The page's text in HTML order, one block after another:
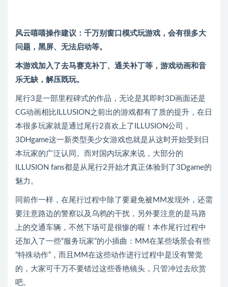
风云嘻嘻操作建议：千万别窗口模式玩游戏，会有很多大
问题，黑屏、无法启动等。
本游戏加入了去马赛克补丁、通关补丁等，游戏动画和音
乐无缺，解压既玩。
尾行3是一部里程碑式的作品，无论是其即时3D画面还是
CG动画相比ILLUSION之前出的游戏都有了质的提升，在日
本很多玩家就是通过尾行2喜欢上了ILLUSION公司，
3DHgame这一新类型美少女游戏也就是从这时开始受到日
本玩家的广泛认同。而对国内玩家来说，大部分的
ILLUSION fans都是从尾行2开始才真正体验到了3Dgame的
魅力。
同前作一样，在尾行过程中除了要避免被MM发现外，还需
要注意路边的警察以及乌鸦的干扰，另外要注意的是马路
上的交通车辆，不然下场可是很惨的喔！本作尾行过程中
还加入了一些“服务玩家”的小插曲：MM在某些场景会有些
“特殊动作”，而且MM在这些动作进行过程中是没有警觉
的，大家可千万不要错过这些香艳镜头，只管冲过去欣赏
吧。